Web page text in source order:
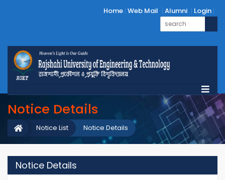
Home Web Mail Alumni Login
Notice Details
Notice Details
Notice List
Notice Details